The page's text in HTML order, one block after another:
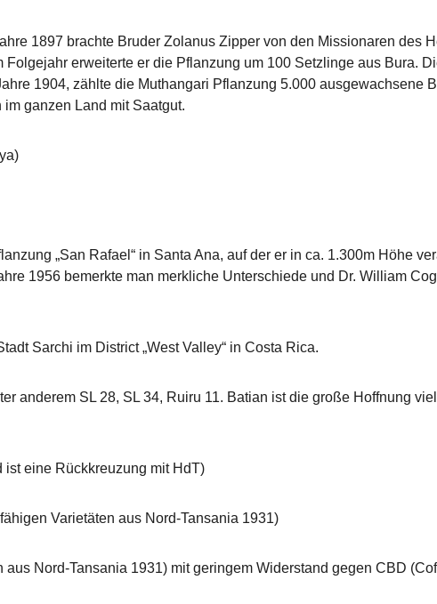
1897 brachte Bruder Zolanus Zipper von den Missionaren des
erweiterte er die Pflanzung um 100 Setzlinge aus Bura.
1904, zählte die Muthangari Pflanzung 5.000 ausgewachsene
ganzen Land mit Saatgut.
„San Rafael“ in Santa Ana, auf der er in ca. 1.300m Höhe
1956 bemerkte man merkliche Unterschiede und Dr. William
Sarchi im District „West Valley“ in Costa Rica.
anderem SL 28, SL 34, Ruiru 11. Batian ist die große Hoffnung
ist eine Rückkreuzung mit HdT)
Varietäten aus Nord-Tansania 1931)
aus Nord-Tansania 1931) mit geringem Widerstand gegen CBD